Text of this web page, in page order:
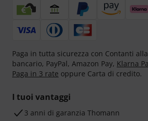
Paga in tutta sicurezza con Contanti
bancario, PayPal, Amazon Pay, Klarna
Paga in 3 rate oppure Carta di credito.
I tuoi vantaggi
3 anni di garanzia Thomann